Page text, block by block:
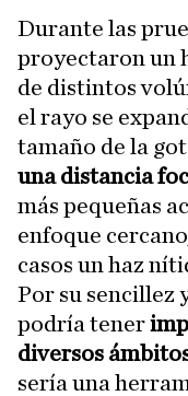
Durante las
proyectaron un
de distintos
el rayo se
tamaño de la
una distancia
más pequeñas
enfoque
casos un haz
Por su sencillez
podría tener
diversos
sería una